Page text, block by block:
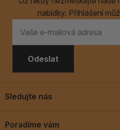
nabídky. Přihlášení
Odeslat
Poradíme vám
Sledujte nás